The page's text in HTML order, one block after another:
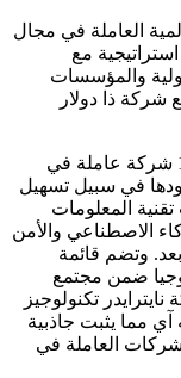
العاملة في مجال
مع
والمؤسسات
شركة ذا دولار
وتجدر الإشارة إلى احتضان راكز لأكثر من 100 شركة عاملة في
في سبيل تسهيل
المعلومات
الاصطناعي والأمن
بعد. وتضم قائمة
ضمن مجتمع
تكنولوجيز
مما يثبت جاذبية
العاملة في